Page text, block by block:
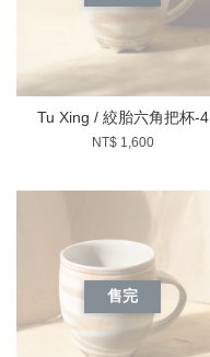
Tu Xing / 絞胎六角把杯-4
NT$ 1,600
售完